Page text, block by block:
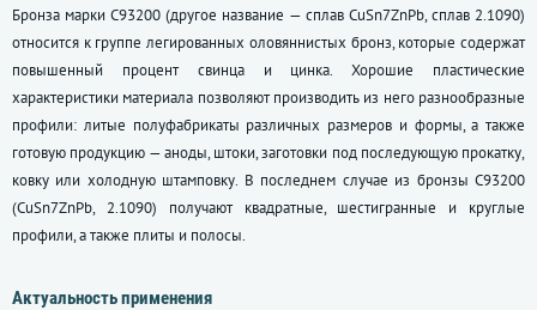
Бронза марки С93200 (другое название — сплав CuSn7ZnPb, сплав 2.1090)
относится к группе легированных оловяннистых бронз, которые содержат
повышенный процент свинца и цинка. Хорошие пластические
характеристики материала позволяют производить из него разнообразные
профили: литые полуфабрикаты различных размеров и формы, а также
готовую продукцию — аноды, штоки, заготовки под последующую прокатку,
ковку или холодную штамповку. В последнем случае из бронзы С93200
(CuSn7ZnPb, 2.1090) получают квадратные, шестигранные и круглые
профили, а также плиты и полосы.
Актуальность применения